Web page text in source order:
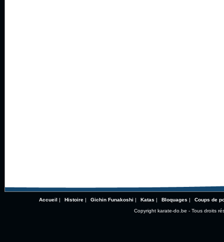
Accueil | Histoire| Gichin Funakoshi | Katas | Bloquages |
Coups de
Copyright karate-do.be - Tous droits